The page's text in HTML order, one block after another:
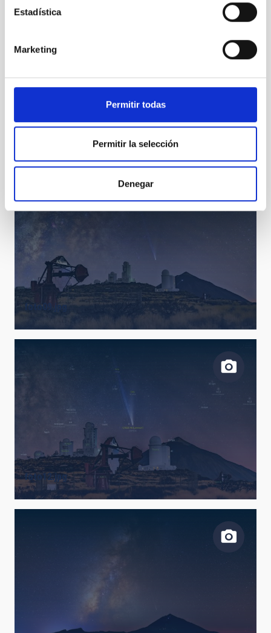
Estadística
Marketing
Permitir todas
Permitir la selección
Denegar
foto09.jpg
foto12.jpg